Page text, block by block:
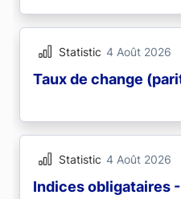
Statistic 4 Août 2026
Taux de change
Statistic 4 Août 2026
Indices obligataires